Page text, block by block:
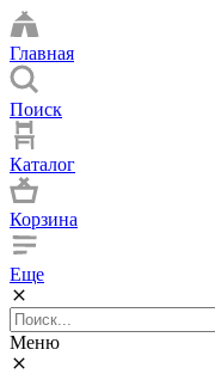
Главная
Поиск
Каталог
Корзина
Еще
Меню